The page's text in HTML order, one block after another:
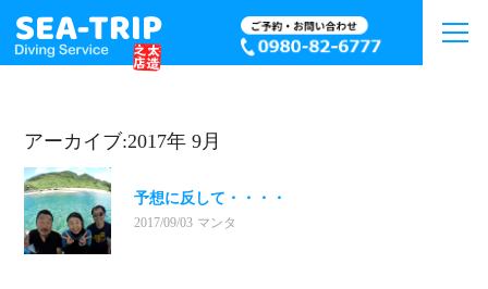
アーカイブ:2017年 9月
予想に反して・・・・
2017/09/03 マンタ